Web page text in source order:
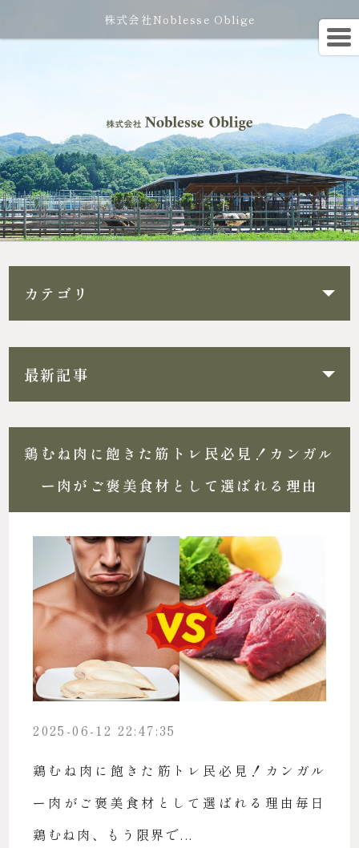
株式会社Noblesse Oblige
カテゴリ
最新記事
鶏むね肉に飽きた筋トレ民必見！カンガル
ー肉がご褒美食材として選ばれる理由
2025-06-12 22:47:35
鶏むね肉に飽きた筋トレ民必見！カンガル
ー肉がご褒美食材として選ばれる理由毎日
鶏むね肉、もう限界で...